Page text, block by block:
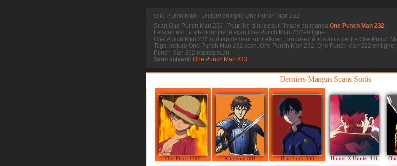
One Punch Man - Lecture en ligne One Punch Man 232
Scan One Punch Man 232 . Pour lire cliquez sur l'image du manga One Punch Man 232.
Lelscan est Le site pour lire le scan One Punch Man 232 en ligne.
One Punch Man 232 sort rapidement sur Lelscan, proposez à vos amis de lire One Punch
Tags: lecture One Punch Man 232 scan, One Punch Man 232, One Punch Man 232 en
Punch Man 232 manga scan
Scan suivant: One Punch Man 233
Derniers Mangas Scans Sortis
One Piece 1190 Kingdom 884 Blue Lock 356 Hunter X Hunter 416